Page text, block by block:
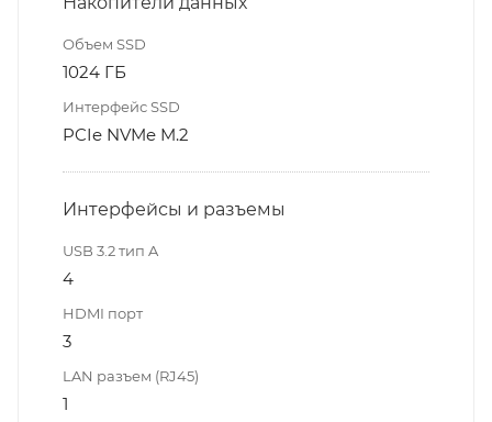
Объем SSD
1024 ГБ
Интерфейс SSD
PCIe NVMe M.2
Интерфейсы и разъемы
USB 3.2 тип A
4
HDMI порт
3
LAN разъем (RJ45)
1